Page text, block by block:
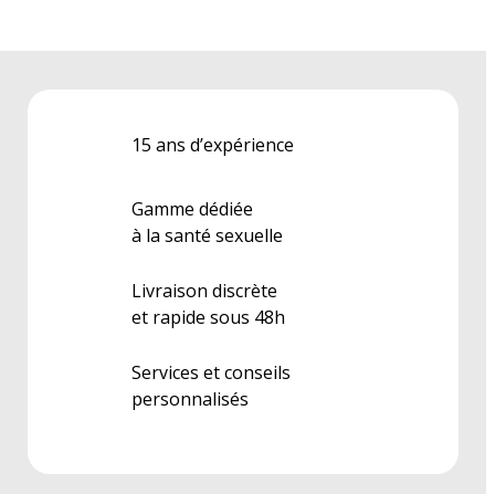
15 ans d’expérience
Gamme dédiée
à la santé sexuelle
Livraison discrète
et rapide sous 48h
Services et conseils
personnalisés